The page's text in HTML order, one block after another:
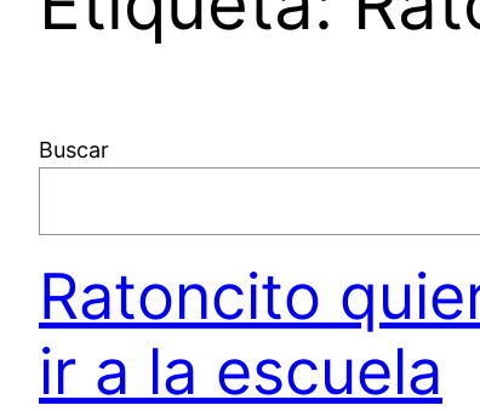
Buscar
Ratoncito
ir a la escuela